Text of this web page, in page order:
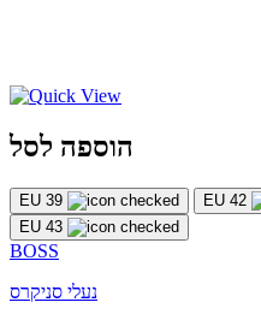
הוספה לסל
EU 39
EU 42
EU 43
BOSS
נעלי סניקרס